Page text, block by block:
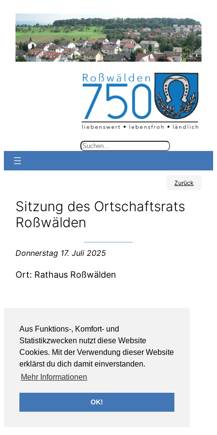
Aus Funktions-, Komfort- und
Statistikzwecken nutzt diese Website
Cookies. Mit der Verwendung dieser Website
erklärst du dich damit einverstanden.
Mehr Informationen
OK!
Inhalt
springen
S
c
e
n
Zurück
Sitzung des Ortschaftsrats
Roßwälden
Donnerstag 17. Juli 2025
Ort: Rathaus Roßwälden